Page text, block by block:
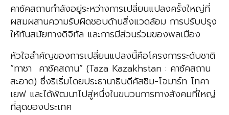
คาซัคสถานกำลังอยู่ระหว่างการเปลี่ยนแปลงครั้งใหญ่ที่
ผสมผสานความรับผิดชอบด้านสิ่งแวดล้อม การปรับปรุง
ให้ทันสมัยทางดิจิทัล และการมีส่วนร่วมของพลเมือง
หัวใจสำคัญของการเปลี่ยนแปลงนี้คือโครงการระดับชาติ
“ทาซา คาซัคสถาน” (Taza Kazakhstan : คาซัคสถาน
สะอาด) ซึ่งริเริ่มโดยประธานาธิบดีคัสซิม-โจมาร์ท โทคา
เยฟ และได้พัฒนาไปสู่หนึ่งในขบวนการทางสังคมที่ใหญ่
ที่สุดของประเทศ